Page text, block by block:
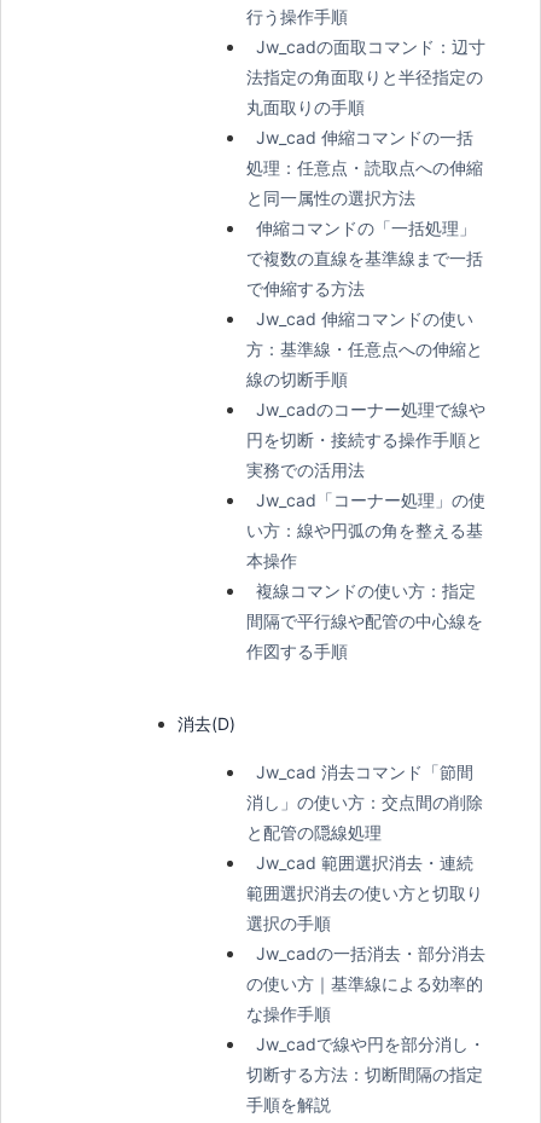
行う操作手順
Jw_cadの面取コマンド：辺寸
法指定の角面取りと半径指定の
丸面取りの手順
Jw_cad 伸縮コマンドの一括
処理：任意点・読取点への伸縮
と同一属性の選択方法
伸縮コマンドの「一括処理」
で複数の直線を基準線まで一括
で伸縮する方法
Jw_cad 伸縮コマンドの使い
方：基準線・任意点への伸縮と
線の切断手順
Jw_cadのコーナー処理で線や
円を切断・接続する操作手順と
実務での活用法
Jw_cad「コーナー処理」の使
い方：線や円弧の角を整える基
本操作
複線コマンドの使い方：指定
間隔で平行線や配管の中心線を
作図する手順
消去(D)
Jw_cad 消去コマンド「節間
消し」の使い方：交点間の削除
と配管の隠線処理
Jw_cad 範囲選択消去・連続
範囲選択消去の使い方と切取り
選択の手順
Jw_cadの一括消去・部分消去
の使い方｜基準線による効率的
な操作手順
Jw_cadで線や円を部分消し・
切断する方法：切断間隔の指定
手順を解説